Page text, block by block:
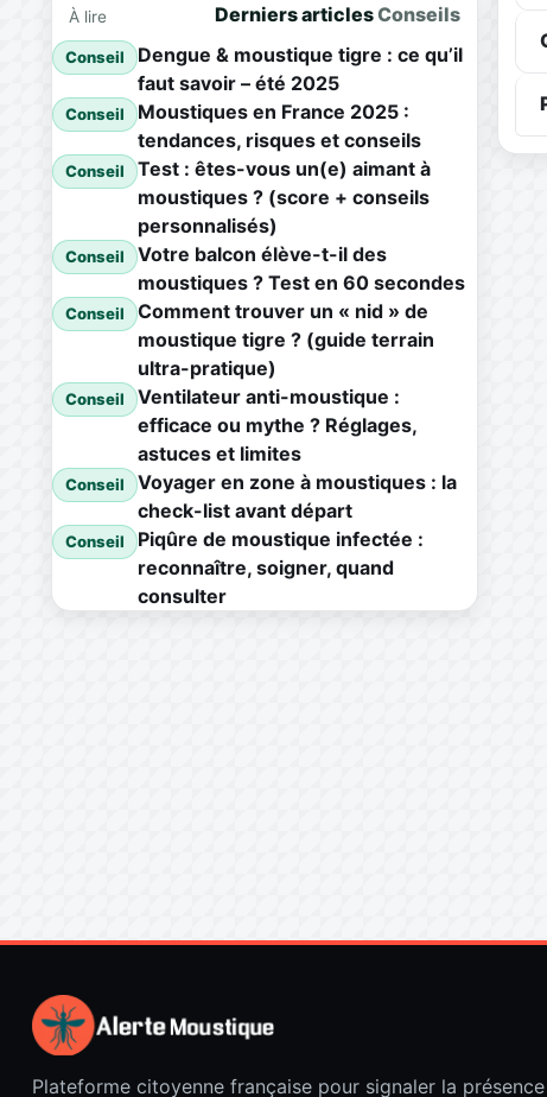
À lire Derniers articlesConseils
Conseil
Dengue & moustique tigre : ce qu’il
faut savoir – été 2025
Conseil
Moustiques en France 2025 :
tendances, risques et conseils
Conseil
Test : êtes-vous un(e) aimant à
moustiques ? (score + conseils
personnalisés)
Conseil
Votre balcon élève-t-il des
moustiques ? Test en 60 secondes
Conseil
Comment trouver un « nid » de
moustique tigre ? (guide terrain
ultra-pratique)
Conseil
Ventilateur anti-moustique :
efficace ou mythe ? Réglages,
astuces et limites
Conseil
Voyager en zone à moustiques : la
check-list avant départ
Conseil
Piqûre de moustique infectée :
reconnaître, soigner, quand
consulter
Plateforme citoyenne française pour signaler la